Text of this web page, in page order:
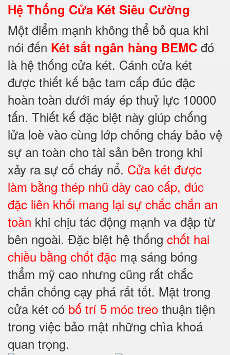
Hệ Thống Cửa Két Siêu Cường
Một điểm mạnh không thể bỏ qua khi
nói đến Két sắt ngân hàng BEMC đó
là hệ thống cửa két. Cánh cửa két
được thiết kế bậc tam cấp đúc đặc
hoàn toàn dưới máy ép thuỷ lực 10000
tấn. Thiết kế đặc biệt này giúp chống
lửa loè vào cùng lớp chống cháy bảo vệ
sự an toàn cho tài sản bên trong khi
xảy ra sự cố cháy nổ. Cửa két được
làm bằng thép nhũ dày cao cấp, đúc
đặc liên khối mang lại sự chắc chắn an
toàn khi chịu tác động mạnh va đập từ
bên ngoài. Đặc biệt hệ thống chốt hai
chiều bằng chốt đặc mạ sáng bóng
thẩm mỹ cao nhưng cũng rất chắc
chắn chống cạy phá rất tốt. Mặt trong
cửa két có bố trí 5 móc treo thuận tiện
trong việc bảo mật những chìa khoá
quan trọng.